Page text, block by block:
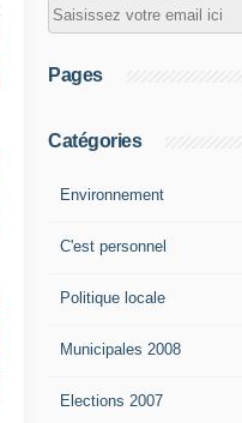
Pages
Catégories
Environnement
C'est personnel
Politique locale
Municipales 2008
Elections 2007